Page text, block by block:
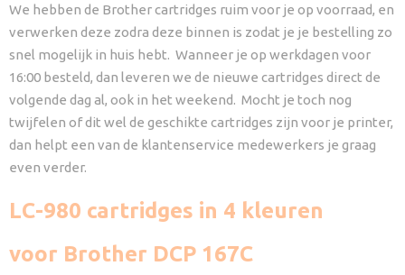
We hebben de Brother cartridges ruim voor je op voorraad, en
verwerken deze zodra deze binnen is zodat je je bestelling zo
snel mogelijk in huis hebt. Wanneer je op werkdagen voor
16:00 besteld, dan leveren we de nieuwe cartridges direct de
volgende dag al, ook in het weekend. Mocht je toch nog
twijfelen of dit wel de geschikte cartridges zijn voor je printer,
dan helpt een van de klantenservice medewerkers je graag
even verder.
LC-980 cartridges in 4 kleuren
voor Brother DCP 167C